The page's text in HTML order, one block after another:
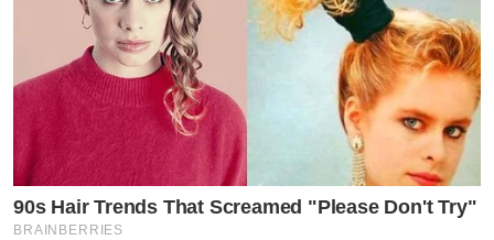
โฟมล้างหน้า หรือโฟมลดสิว นวัตกรรมใหม่ที่คิดค้นเพื่อ
ปกป้องผิวจาก PM 2.5 เชื้อไวรัสและแบคทีเรีย ด้วย
นวัตกรรม Exo-P จุลินทรีย์ธรรมชาติจากประเทศฝรั่งเศส ทำ
หน้าที่เป็นเกราะใส ให้ผิวปลอดภัยจากฝุ่น
และบำรุงด้วยเซรั่มสาหร่ายสีน้ำตาลรวมทั้งป้องกันการเกิด
สิว ลดอาการผิวอักเสบ
90s Hair Trends That Screamed "Please Don't Try"
BRAINBERRIES